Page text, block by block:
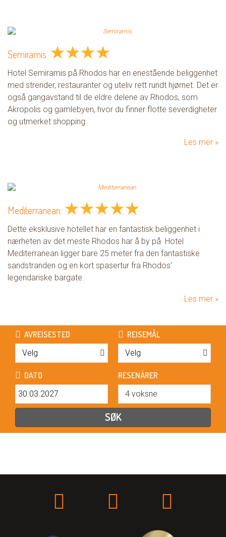
Semiramis ★★★★
Hotel Semiramis på Rhodos har en enestående beliggenhet
med strender, restauranter og uteliv rett rundt hjørnet. Det er
også gangavstand til de eldre delene av Rhodos, som
Akropolis og gamlebyen, hvor du finner flotte severdigheter
og utmerket shopping.
Les mer
Mediterranean ★★★★★
Dette eksklusive hotellet har en fantastisk beliggenhet i
nærheten av det meste Rhodos har å by på. Hotel
Mediterranean ligger bare 25 meter fra den fantastiske
sandstranden og en kort spasertur fra Rhodos’
legendariske bargate.
Les mer